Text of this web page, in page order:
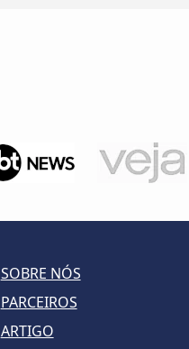
SOBRE NÓS
PARCEIROS
ARTIGO